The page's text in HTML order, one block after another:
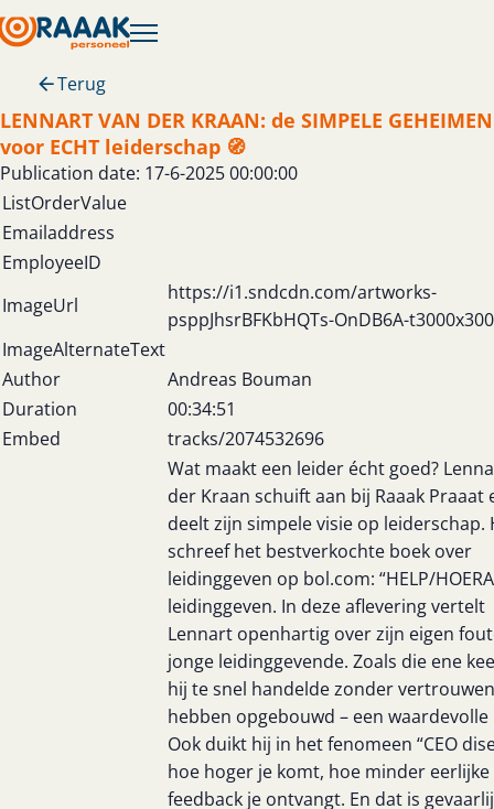
Terug
LENNART VAN DER KRAAN: de SIMPELE GEHEIMEN
voor ECHT leiderschap 🧭
Publication date: 17-6-2025 00:00:00
ListOrderValue
Emailaddress
EmployeeID
ImageUrl
https://i1.sndcdn.com/artworks-
psppJhsrBFKbHQTs-OnDB6A-
ImageAlternateText
Author
Andreas Bouman
Duration
00:34:51
Embed
tracks/2074532696
Wat maakt een leider écht goed?
der Kraan schuift aan bij Raaak Praaat
deelt zijn simpele visie op leiderschap.
schreef het bestverkochte boek over
leidinggeven op bol.com: “HELP/
leidinggeven. In deze aflevering vertelt
Lennart openhartig over zijn eigen
jonge leidinggevende. Zoals die ene
hij te snel handelde zonder
hebben opgebouwd – een waardevolle
Ook duikt hij in het fenomeen “CEO
hoe hoger je komt, hoe minder eerlijke
feedback je ontvangt. En dat is